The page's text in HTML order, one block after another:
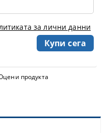
за лични данни
продукта